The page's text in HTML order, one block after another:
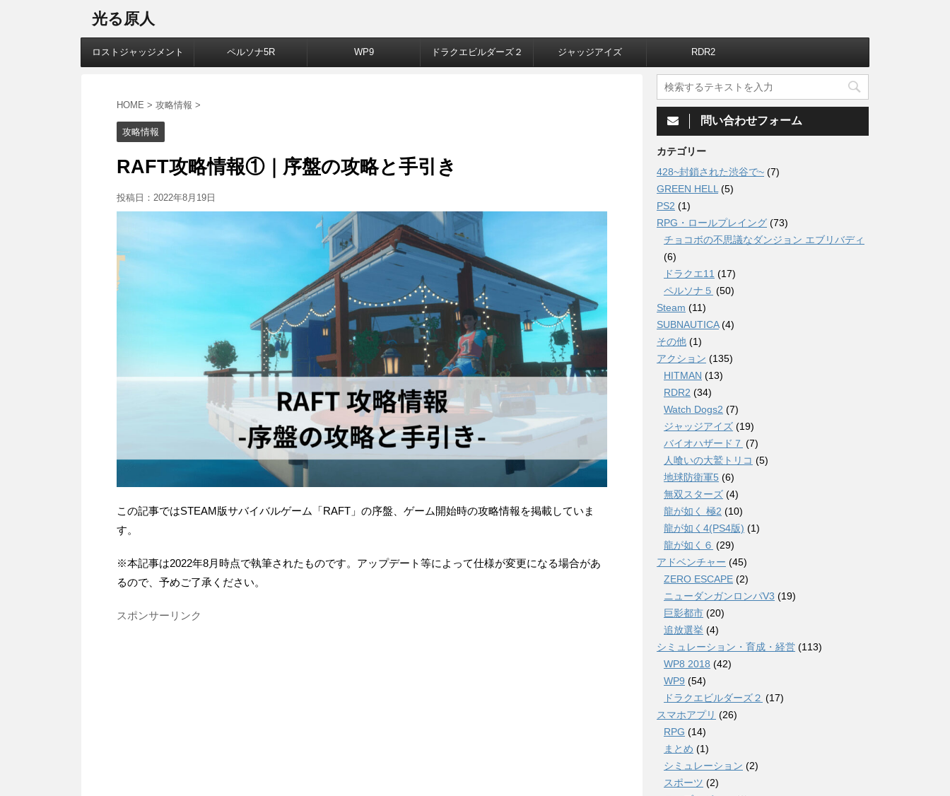
光る原人
ロストジャッジメント ペルソナ5R WP9 ドラクエビルダーズ２ ジャッジアイズ RDR2
HOME > 攻略情報 >
攻略情報
RAFT攻略情報①｜序盤の攻略と手引き
投稿日： 2022年8月19日
この記事ではSTEAM版サバイバルゲーム「RAFT」の序盤、ゲーム開始時の攻略情報を掲載していま
す。
※本記事は2022年8月時点で執筆されたものです。アップデート等によって仕様が変更になる場合があ
るので、予めご了承ください。
スポンサーリンク
問い合わせフォーム
カテゴリー
428~封鎖された渋谷で~ (7)
GREEN HELL (5)
PS2 (1)
RPG・ロールプレイング (73)
チョコボの不思議なダンジョン エブリバディ
(6)
ドラクエ11 (17)
ペルソナ５ (50)
Steam (11)
SUBNAUTICA(4)
その他 (1)
アクション (135)
HITMAN (13)
RDR2 (34)
Watch Dogs2 (7)
ジャッジアイズ (19)
バイオハザード７ (7)
人喰いの大鷲トリコ (5)
地球防衛軍5 (6)
無双スターズ (4)
龍が如く 極2 (10)
龍が如く4(PS4版) (1)
龍が如く６ (29)
アドベンチャー (45)
ZERO ESCAPE (2)
ニューダンガンロンパV3 (19)
巨影都市 (20)
追放選挙 (4)
シミュレーション・育成・経営 (113)
WP8 2018 (42)
WP9 (54)
ドラクエビルダーズ２ (17)
スマホアプリ (26)
RPG (14)
まとめ (1)
シミュレーション (2)
スポーツ (2)